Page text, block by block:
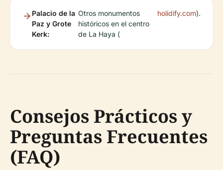
Palacio de la
Paz y Grote
Kerk:
Otros monumentos
históricos en el centro
de La Haya (
holidify.com).
Consejos Prácticos y
Preguntas Frecuentes
(FAQ)